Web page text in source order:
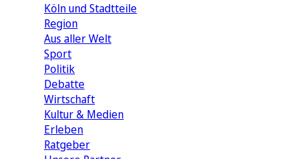
Köln und Stadtteile
Region
Aus aller Welt
Sport
Politik
Debatte
Wirtschaft
Kultur & Medien
Erleben
Ratgeber